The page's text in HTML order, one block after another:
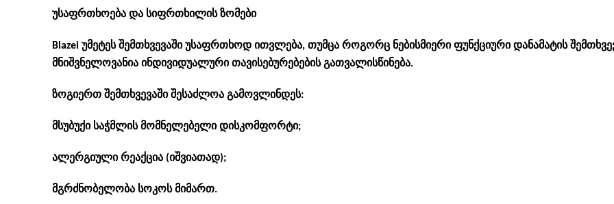
უსაფრთხოება და სიფრთხილის ზომები
Blazei უმეტეს შემთხვევაში უსაფრთხოდ ითვლება, თუმცა როგორც ნებისმიერი ფუნქციური დანამატის
მნიშვნელოვანია ინდივიდუალური თავისებურებების გათვალისწინება.
ზოგიერთ შემთხვევაში შესაძლოა გამოვლინდეს:
მსუბუქი საჭმლის მომნელებელი დისკომფორტი;
ალერგიული რეაქცია (იშვიათად);
მგრძნობელობა სოკოს მიმართ.